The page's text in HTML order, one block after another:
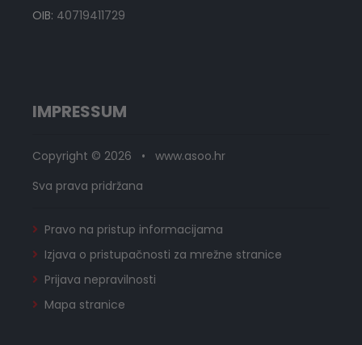
OIB: 40719411729
IMPRESSUM
Copyright © 2026 • www.asoo.hr
Sva prava pridržana
Pravo na pristup informacijama
Izjava o pristupačnosti za mrežne stranice
Prijava nepravilnosti
Mapa stranice